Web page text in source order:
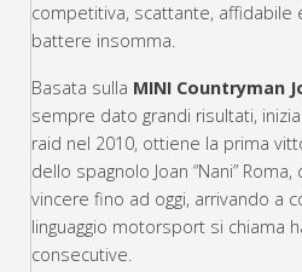
competitiva, scattante, affidabile
battere insomma.
Basata sulla MINI Countryman
sempre dato grandi risultati,
raid nel 2010, ottiene la prima
dello spagnolo Joan “Nani”
vincere fino ad oggi, arrivando a
linguaggio motorsport si chiama
consecutive.